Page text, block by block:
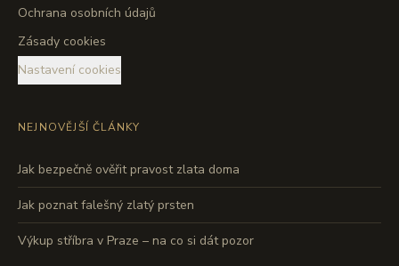
Ochrana osobních údajů
Zásady cookies
Nastavení cookies
NEJNOVĚJŠÍ ČLÁNKY
Jak bezpečně ověřit pravost zlata doma
Jak poznat falešný zlatý prsten
Výkup stříbra v Praze – na co si dát pozor